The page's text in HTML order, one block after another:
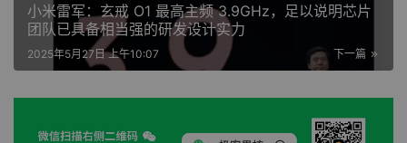
小米雷军：玄戒 O1 最高主频 3.9GHz，足以说明芯片
团队已具备相当强的研发设计实力
下一篇
2025年5月27日 上午10:07